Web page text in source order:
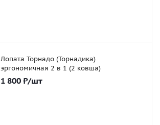
Лопата Торнадо (Торнадика)
эргономичная 2 в 1 (2 ковша)
1 800 ₽/шт